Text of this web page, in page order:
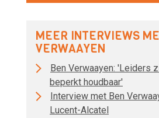
MEER INTERVIEWS
VERWAAYEN
Ben Verwaayen: 'Leiders
beperkt houdbaar'
Interview met Ben
Lucent-Alcatel